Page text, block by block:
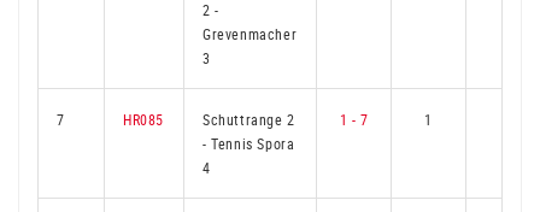
2-
Grevenmacher
3
7 HR085
Schuttrange 2
-Tennis Spora
4
1 - 7 1